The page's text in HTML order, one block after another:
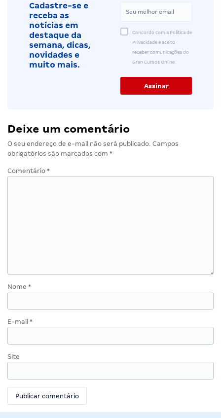
Cadastre-se e
receba as
notícias em
destaque da
semana, dicas,
novidades e
muito mais.
Concordo com a Política de
Privacidade e aceito
receber comunicações do
Gran Cursos Online.
Deixe um comentário
O seu endereço de e-mail não será publicado. Campos
obrigatórios são marcados com *
Comentário *
Nome *
E-mail *
Site